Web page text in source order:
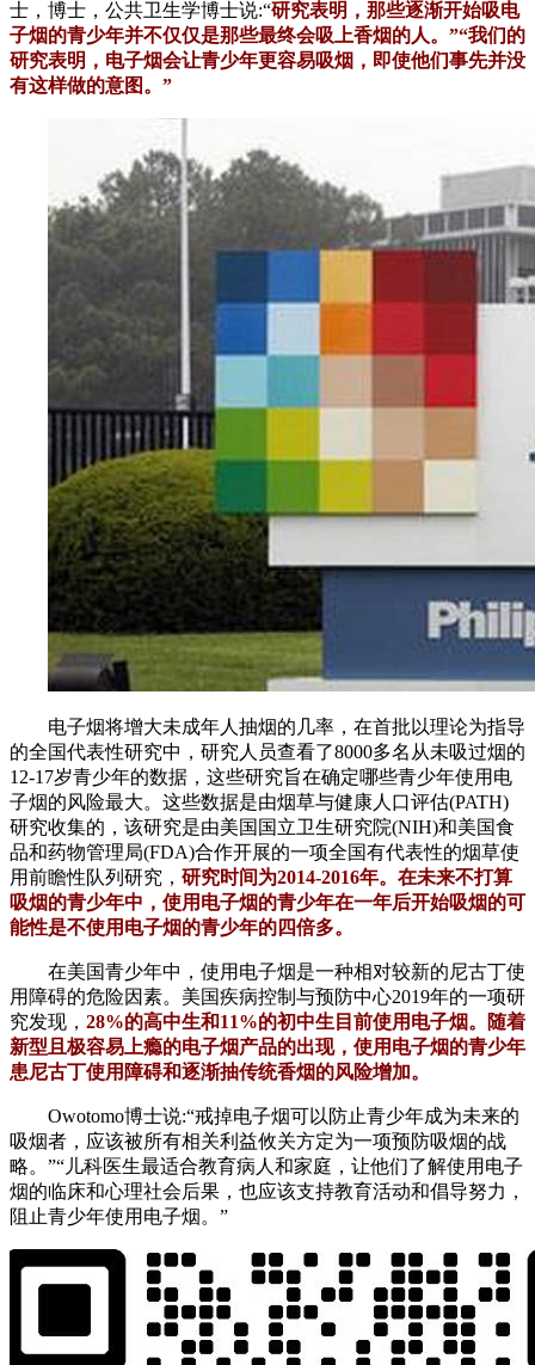
士，博士，公共卫生学博士说:“研究表明，那些逐渐开始吸电
子烟的青少年并不仅仅是那些最终会吸上香烟的人。”“我们的
研究表明，电子烟会让青少年更容易吸烟，即使他们事先并没
有这样做的意图。”
电子烟将增大未成年人抽烟的几率，在首批以理论为指导
的全国代表性研究中，研究人员查看了8000多名从未吸过烟的
12-17岁青少年的数据，这些研究旨在确定哪些青少年使用电
子烟的风险最大。这些数据是由烟草与健康人口评估(PATH)
研究收集的，该研究是由美国国立卫生研究院(NIH)和美国食
品和药物管理局(FDA)合作开展的一项全国有代表性的烟草使
用前瞻性队列研究， 研究时间为2014-2016年。在未来不打算
吸烟的青少年中，使用电子烟的青少年在一年后开始吸烟的可
能性是不使用电子烟的青少年的四倍多。
在美国青少年中，使用电子烟是一种相对较新的尼古丁使
用障碍的危险因素。美国疾病控制与预防中心2019年的一项研
究发现， 28%的高中生和11%的初中生目前使用电子烟。随着
新型且极容易上瘾的电子烟产品的出现，使用电子烟的青少年
患尼古丁使用障碍和逐渐抽传统香烟的风险增加。
Owotomo博士说:“戒掉电子烟可以防止青少年成为未来的
吸烟者，应该被所有相关利益攸关方定为一项预防吸烟的战
略。”“儿科医生最适合教育病人和家庭，让他们了解使用电子
烟的临床和心理社会后果，也应该支持教育活动和倡导努力，
阻止青少年使用电子烟。”